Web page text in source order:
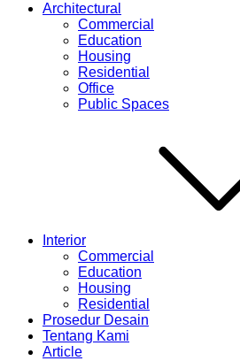
Architectural
Commercial
Education
Housing
Residential
Office
Public Spaces
Interior
Commercial
Education
Housing
Residential
Prosedur Desain
Tentang Kami
Article